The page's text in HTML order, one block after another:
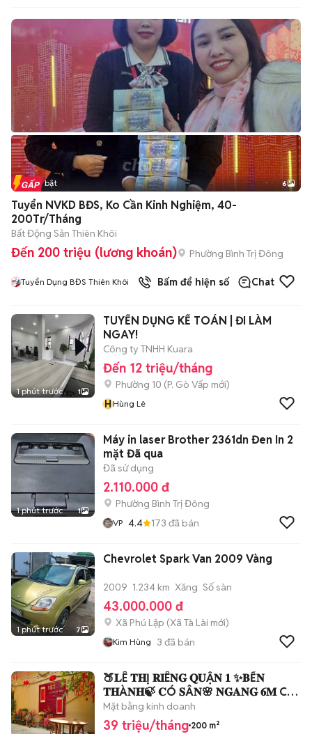
+2
Tin nổi bật 6
Tuyển NVKD BĐS, Ko Cần Kinh Nghiệm, 40-
200Tr/Tháng
Bất Động Sản Thiên Khôi
Đến 200 triệu (lương khoán) Phường Bình Trị Đông
Tuyển Dụng BĐS Thiên Khôi Bấm để hiện số Chat
1 phút trước 1
TUYỂN DỤNG KẾ TOÁN | ĐI LÀM
NGAY!
Công ty TNHH Kuara
Đến 12 triệu/tháng
Phường 10 (P. Gò Vấp mới)
HHùng Lê
1 phút trước 1
Máy in laser Brother 2361dn Đen In 2
mặt Đã qua
Đã sử dụng
2.110.000 đ
Phường Bình Trị Đông
VP 4.4 173 đã bán
1 phút trước 7
Chevrolet Spark Van 2009 Vàng
2009 1.234 km Xăng Số sàn
43.000.000 đ
Xã Phú Lập (Xã Tà Lài mới)
Kim Hùng 3 đã bán
🍑𝐋Ê 𝐓𝐇Ị 𝐑𝐈Ê𝐍𝐆 𝐐𝐔Ậ𝐍 𝟏 ✨𝐁Ế𝐍
𝐓𝐇À𝐍𝐇🍃 𝐂Ó 𝐒Â𝐍🌸 𝐍𝐆𝐀𝐍𝐆 𝟔𝐌 Cho
thuê Nhà có sân
Mặt bằng kinh doanh
39 triệu/tháng 200 m²